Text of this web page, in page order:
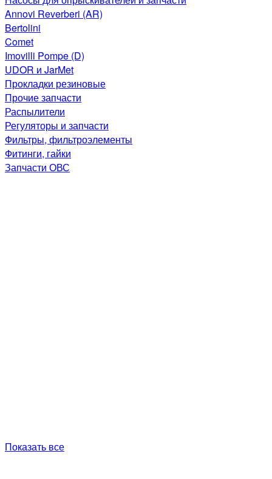
Annovi Reverberi (AR)
Bertolini
Comet
Imovilli Pompe (D)
UDOR и JarMet
Прокладки резиновые
Прочие запчасти
Распылители
Регуляторы и запчасти
Фильтры, фильтроэлементы
Фитинги, гайки
Запчасти ОВС
Показать все